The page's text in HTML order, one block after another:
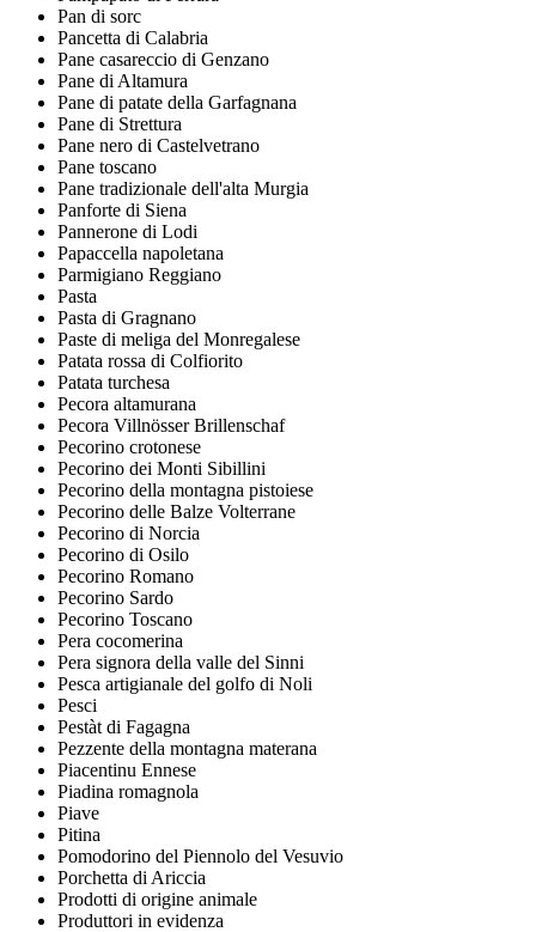
Pan di sorc
Pancetta di Calabria
Pane casareccio di Genzano
Pane di Altamura
Pane di patate della Garfagnana
Pane di Strettura
Pane nero di Castelvetrano
Pane toscano
Pane tradizionale dell'alta Murgia
Panforte di Siena
Pannerone di Lodi
Papaccella napoletana
Parmigiano Reggiano
Pasta
Pasta di Gragnano
Paste di meliga del Monregalese
Patata rossa di Colfiorito
Patata turchesa
Pecora altamurana
Pecora Villnösser Brillenschaf
Pecorino crotonese
Pecorino dei Monti Sibillini
Pecorino della montagna pistoiese
Pecorino delle Balze Volterrane
Pecorino di Norcia
Pecorino di Osilo
Pecorino Romano
Pecorino Sardo
Pecorino Toscano
Pera cocomerina
Pera signora della valle del Sinni
Pesca artigianale del golfo di Noli
Pesci
Pestàt di Fagagna
Pezzente della montagna materana
Piacentinu Ennese
Piadina romagnola
Piave
Pitina
Pomodorino del Piennolo del Vesuvio
Porchetta di Ariccia
Prodotti di origine animale
Produttori in evidenza